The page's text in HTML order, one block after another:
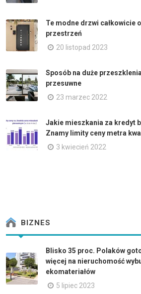
Te modne drzwi całkowicie
przestrzeń
20 listopad 2023
Sposób na duże
przesuwne
23 marzec 2022
Jakie mieszkania za kredyt
Znamy limity ceny metra
3 kwiecień 2022
BIZNES
Blisko 35 proc. Polaków
więcej na nieruchomość
ekomateriałów
5 lipiec 2023